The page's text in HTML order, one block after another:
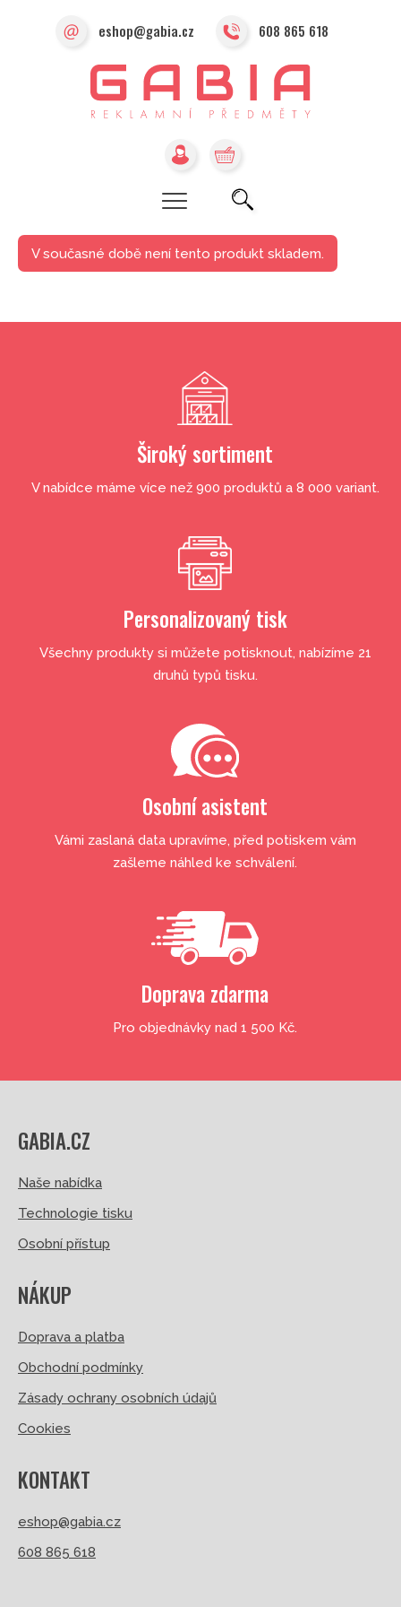
eshop@gabia.cz 608 865 618
V současné době není tento produkt skladem.
Široký sortiment
V nabídce máme více než 900 produktů a 8 000 variant.
Personalizovaný tisk
Všechny produkty si můžete potisknout, nabízíme 21
druhů typů tisku.
Osobní asistent
Vámi zaslaná data upravíme, před potiskem vám
zašleme náhled ke schválení.
Doprava zdarma
Pro objednávky nad 1 500 Kč.
GABIA.CZ
Naše nabídka
Technologie tisku
Osobní přístup
NÁKUP
Doprava a platba
Obchodní podmínky
Zásady ochrany osobních údajů
Cookies
KONTAKT
eshop@gabia.cz
608 865 618